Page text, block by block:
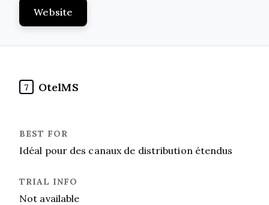
Website
7 OtelMS
Idéal pour des canaux de distribution étendus
Not available